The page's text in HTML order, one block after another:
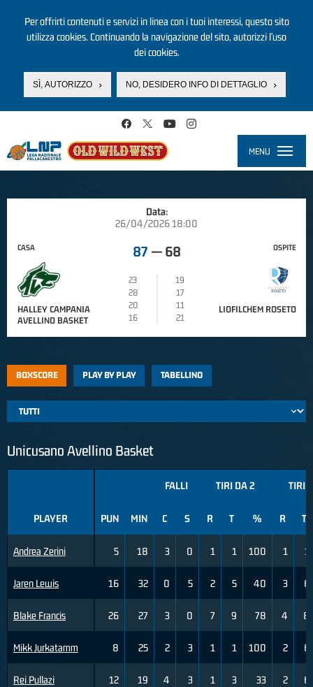
Per offrirti contenuti e servizi in linea con i tuoi interessi, questo sito
utilizza cookies. Continuando la navigazione del sito, autorizzi l’uso
dei cookies.
SÌ, AUTORIZZO NO, DESIDERO INFO DI DETTAGLIO
MENU
Data:
26/04/2026 18:00
CASA
HALLEY CAMPANIA
AVELLINO BASKET
87 — 68
23
19
28
17
20
11
16
21
OSPITE
LIOFILCHEM ROSETO
BOXSCORE PLAY BY PLAY TABELLINO
Unicusano Avellino Basket
PLAYER
Andrea Zerini
Jaren Lewis
Blake Francis
Mikk Jurkatamm
Rei Pullazi
FALLI TIRI DA 2 TIRI
PUN MIN C S R T % R T
5 18 3 0 1 1 100 1 1
16 32 0 5 2 5 40 3 6
26 27 3 0 7 9 78 4 8
8 25 2 3 1 1 100 2 6
12 19 4 3 1 3 33 2 6